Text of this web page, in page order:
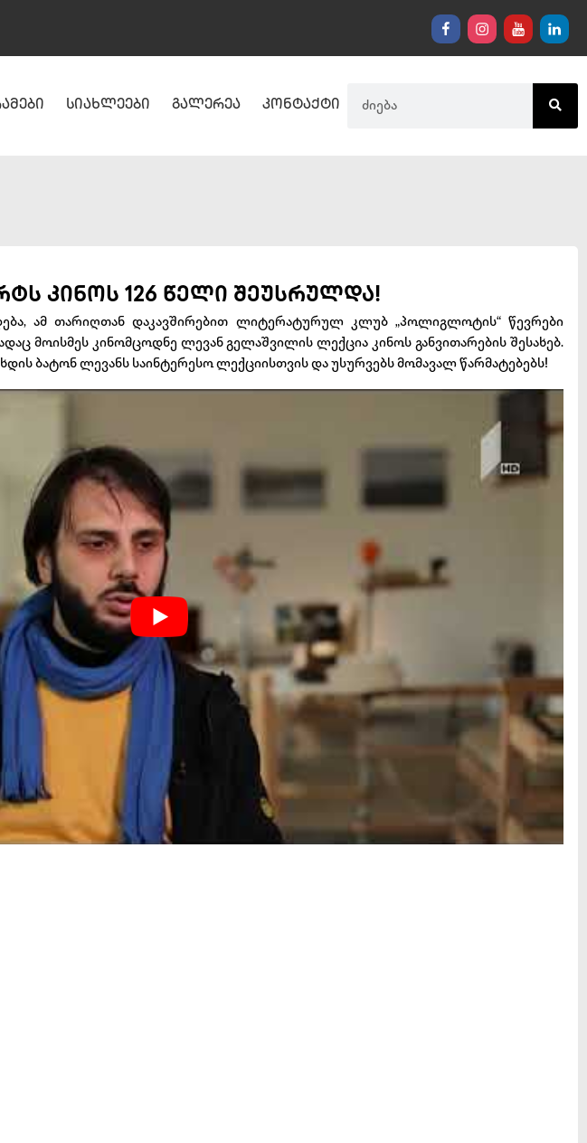
სიახლეები გალერეა კონტაქტი
კინოს 126 წელი შეუსრულდა!
ამ თარიღთან დაკავშირებით ლიტერატურულ კლუბ „პოლიგლოტის“ წევრები
მოისმეს კინომცოდნე ლევან გელაშვილის ლექცია კინოს განვითარების შესახებ.
ბატონ ლევანს საინტერესო ლექციისთვის და უსურვებს მომავალ წარმატებებს!